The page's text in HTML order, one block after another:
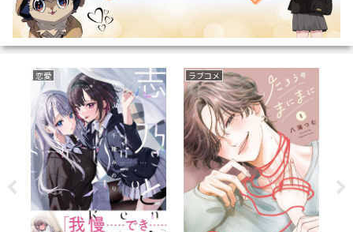
恋愛 ラブコメ